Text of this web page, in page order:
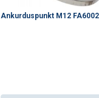
Ankurduspunkt M12 Cookie